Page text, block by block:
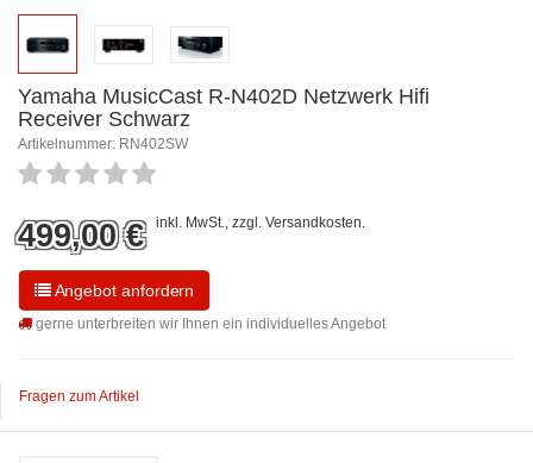
Yamaha MusicCast R-N402D Netzwerk Hifi
Receiver Schwarz
Artikelnummer: RN402SW
499,00 € inkl. MwSt., zzgl. Versandkosten.
Angebot anfordern
gerne unterbreiten wir Ihnen ein individuelles Angebot
Fragen zum Artikel